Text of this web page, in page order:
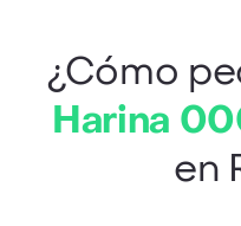
¿Cómo
Harina
en